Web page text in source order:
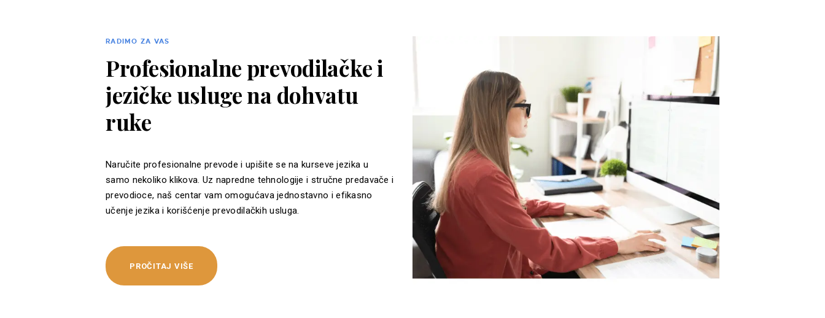
RADIMO ZA VAS
Profesionalne prevodilačke i
jezičke usluge na dohvatu
ruke
Naručite profesionalne prevode i upišite se na kurseve jezika u
samo nekoliko klikova. Uz napredne tehnologije i stručne predavače i
prevodioce, naš centar vam omogućava jednostavno i efikasno
učenje jezika i korišćenje prevodilačkih usluga.
PROČITAJ VIŠE